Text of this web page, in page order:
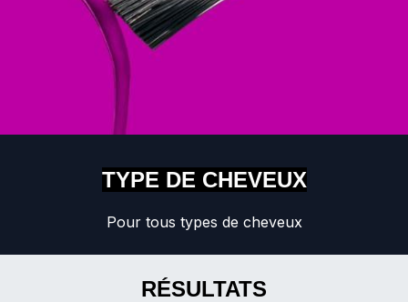
TYPE DE CHEVEUX
Pour tous types de cheveux
RÉSULTATS